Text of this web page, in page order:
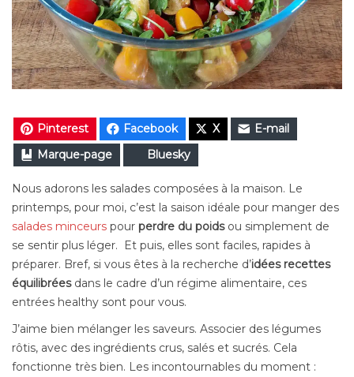
Pinterest Facebook X
E-mail
Marque-page
Bluesky
Nous adorons les salades composées à la maison. Le
printemps, pour moi, c’est la saison idéale pour manger des
salades minceurs pour perdre du poidsou simplement de
se sentir plus léger. Et puis, elles sont faciles, rapides à
préparer. Bref, si vous êtes à la recherche d’idées recettes
équilibréesdans le cadre d’un régime alimentaire, ces
entrées healthy sont pour vous.
J’aime bien mélanger les saveurs. Associer des légumes
rôtis, avec des ingrédients crus, salés et sucrés. Cela
fonctionne très bien. Les incontournables du moment :